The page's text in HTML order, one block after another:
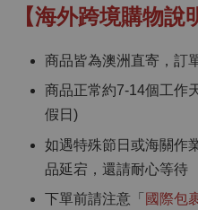
【海外跨境購物說
商品皆為澳洲直寄，訂
商品正常約7-14個工作
假日)
如遇特殊節日或海關作
品延宕，還請耐心等待
下單前請注意「 國際包